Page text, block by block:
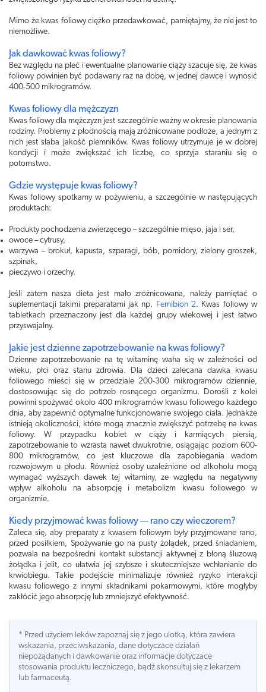
Mimo że kwas foliowy ciężko przedawkować, pamiętajmy, że nie jest to
niemożliwe.
Jak dawkować kwas foliowy?
Bez względu na płeć i ewentualne planowanie ciąży szacuje się, że kwas
foliowy powinien być podawany raz na dobę, w jednej dawce i wynosić
400-500 mikrogramów.
Kwas foliowy dla mężczyzn
Kwas foliowy dla mężczyzn jest szczególnie ważny w okresie planowania
rodziny. Problemy z płodnością mają zróżnicowane podłoże, a jednym z
nich jest słaba jakość plemników. Kwas foliowy utrzymuje je w dobrej
kondycji i może zwiększać ich liczbę, co sprzyja staraniu się o
potomstwo.
Gdzie występuje kwas foliowy?
Kwas foliowy spotkamy w pożywieniu, a szczególnie w następujących
produktach:
Produkty pochodzenia zwierzęcego – szczególnie mięso, jaja i ser,
owoce – cytrusy,
warzywa – brokuł, kapusta, szparagi, bób, pomidory, zielony groszek,
szpinak,
pieczywo i orzechy.
Jeśli zatem nasza dieta jest mało zróżnicowana, należy pamiętać o
suplementacji takimi preparatami jak np. Femibion 2. Kwas foliowy w
tabletkach przeznaczony jest dla każdej grupy wiekowej i jest łatwo
przyswajalny.
Jakie jest dzienne zapotrzebowanie na kwas foliowy?
Dzienne zapotrzebowanie na tę witaminę waha się w zależności od
wieku, płci oraz stanu zdrowia. Dla dzieci zalecana dawka kwasu
foliowego mieści się w przedziale 200-300 mikrogramów dziennie,
dostosowując się do potrzeb rosnącego organizmu. Dorośli z kolei
powinni spożywać około 400 mikrogramów kwasu foliowego każdego
dnia, aby zapewnić optymalne funkcjonowanie swojego ciała. Jednakże
istnieją okoliczności, które mogą znacznie zwiększyć potrzebę na kwas
foliowy. W przypadku kobiet w ciąży i karmiących piersią,
zapotrzebowanie to wzrasta nawet dwukrotnie, osiągając poziom 600-
800 mikrogramów, co jest kluczowe dla zapobiegania wadom
rozwojowym u płodu. Również osoby uzależnione od alkoholu mogą
wymagać wyższych dawek tej witaminy, ze względu na negatywny
wpływ alkoholu na absorpcję i metabolizm kwasu foliowego w
organizmie.
Kiedy przyjmować kwas foliowy — rano czy wieczorem?
Zaleca się, aby preparaty z kwasem foliowym były przyjmowane rano,
przed posiłkiem, Spożywanie go na pusty żołądek, przed śniadaniem,
pozwala na bezpośredni kontakt substancji aktywnej z błoną śluzową
żołądka i jelit, co ułatwia jej szybsze i skuteczniejsze wchłanianie do
krwiobiegu. Takie podejście minimalizuje również ryzyko interakcji
kwasu foliowego z innymi składnikami pokarmowymi, które mogłyby
zakłócić jego absorpcję lub zmniejszyć efektywność.
* Przed użyciem leków zapoznaj się z jego ulotką, która zawiera
wskazania, przeciwskazania, dane dotyczace działań
niepożądanych i dawkowanie oraz informacje dotyczace
stosowania produktu leczniczego, bądź skonsultuj się z lekarzem
lub farmaceutą.